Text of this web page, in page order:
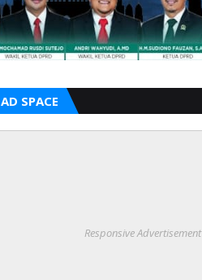
AD SPACE
Responsive Advertisement